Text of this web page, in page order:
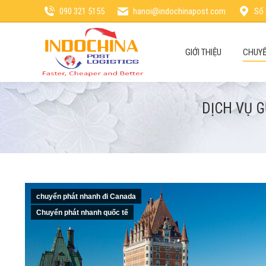
090 321 5155 hanoi@indochinapost.com Số
GIỚI THIỆU
DỊCH VỤ
chuyển phát nhanh đi Canada
Chuyển phát nhanh quốc tế